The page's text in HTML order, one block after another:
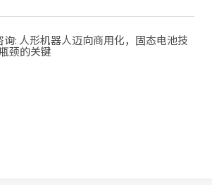
: 人形机器人迈向商用化，固态电池技
颈的关键